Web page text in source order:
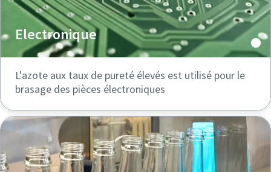
Electronique
L'azote aux taux de pureté élevés est utilisé pour le
brasage des pièces électroniques